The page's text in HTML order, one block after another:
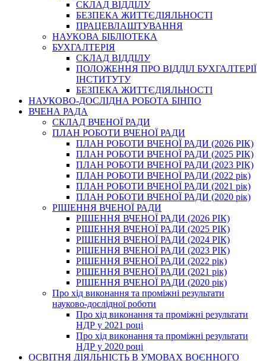
СКЛАД ВІДДІЛУ
БЕЗПЕКА ЖИТТЄДІЯЛЬНОСТІ
ПРАЦЕВЛАШТУВАННЯ
НАУКОВА БІБЛІОТЕКА
БУХГАЛТЕРІЯ
СКЛАД ВІДДІЛУ
ПОЛОЖЕННЯ ПРО ВІДДІЛ БУХГАЛТЕРІЇ
ІНСТИТУТУ
БЕЗПЕКА ЖИТТЄДІЯЛЬНОСТІ
НАУКОВО-ДОСЛІДНА РОБОТА БІНПО
ВЧЕНА РАДА
СКЛАД ВЧЕНОЇ РАДИ
ПЛАН РОБОТИ ВЧЕНОЇ РАДИ
ПЛАН РОБОТИ ВЧЕНОЇ РАДИ (2026 РІК)
ПЛАН РОБОТИ ВЧЕНОЇ РАДИ (2025 РІК)
ПЛАН РОБОТИ ВЧЕНОЇ РАДИ (2023 РІК)
ПЛАН РОБОТИ ВЧЕНОЇ РАДИ (2022 рік)
ПЛАН РОБОТИ ВЧЕНОЇ РАДИ (2021 рік)
ПЛАН РОБОТИ ВЧЕНОЇ РАДИ (2020 рік)
РІШЕННЯ ВЧЕНОЇ РАДИ
РІШЕННЯ ВЧЕНОЇ РАДИ (2026 РІК)
РІШЕННЯ ВЧЕНОЇ РАДИ (2025 РІК)
РІШЕННЯ ВЧЕНОЇ РАДИ (2024 РІК)
РІШЕННЯ ВЧЕНОЇ РАДИ (2023 РІК)
РІШЕННЯ ВЧЕНОЇ РАДИ (2022 рік)
РІШЕННЯ ВЧЕНОЇ РАДИ (2021 рік)
РІШЕННЯ ВЧЕНОЇ РАДИ (2020 рік)
Про хід виконання та проміжні результати
науково-дослідної роботи
Про хід виконання та проміжні результати
НДР у 2021 році
Про хід виконання та проміжні результати
НДР у 2020 році
ОСВІТНЯ ДІЯЛЬНІСТЬ В УМОВАХ ВОЄННОГО